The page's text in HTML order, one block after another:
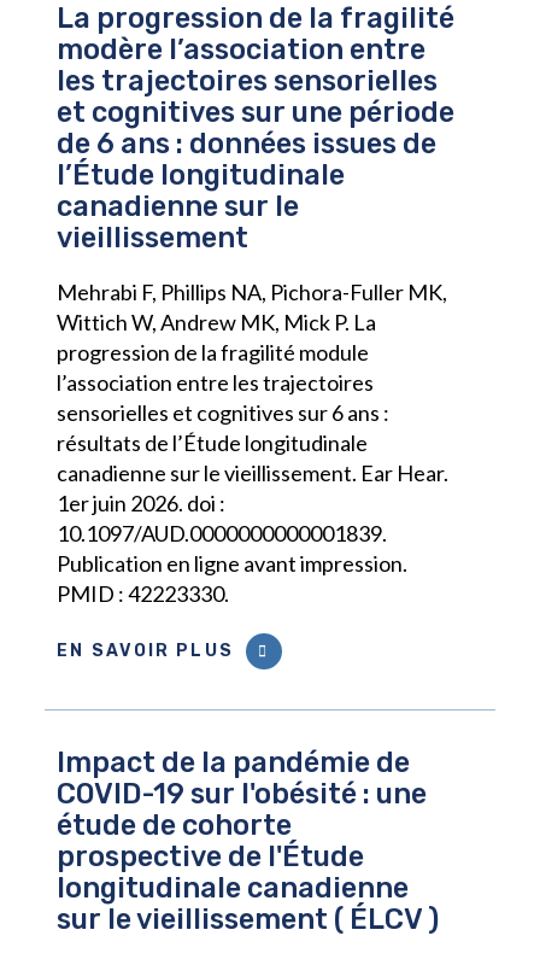
La progression de la fragilité
modère l’association entre
les trajectoires sensorielles
et cognitives sur une période
de 6 ans : données issues de
l’Étude longitudinale
canadienne sur le
vieillissement
Mehrabi F, Phillips NA, Pichora-Fuller MK,
Wittich W, Andrew MK, Mick P. La
progression de la fragilité module
l’association entre les trajectoires
sensorielles et cognitives sur 6 ans :
résultats de l’Étude longitudinale
canadienne sur le vieillissement. Ear Hear.
1er juin 2026. doi :
10.1097/AUD.0000000000001839.
Publication en ligne avant impression.
PMID : 42223330.
EN SAVOIR PLUS
Impact de la pandémie de
COVID-19 sur l'obésité : une
étude de cohorte
prospective de l'Étude
longitudinale canadienne
sur le vieillissement ( ÉLCV )